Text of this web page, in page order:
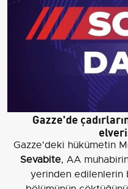
Gazze'de
Gazze'deki hükümetin
Sevabite, AA
yerinden edilenlerin